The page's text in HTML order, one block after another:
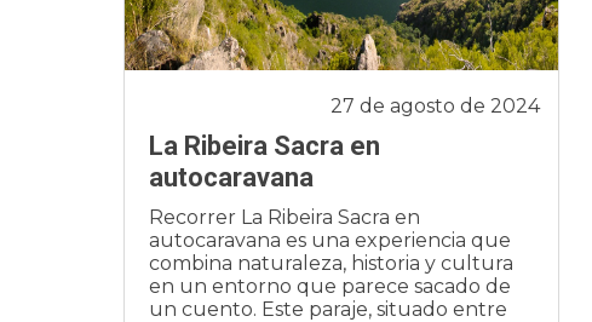
La Ribeira Sacra en
autocaravana
27 de agosto de 2024
Recorrer La Ribeira Sacra en
autocaravana es una experiencia que
combina naturaleza, historia y cultura
en un entorno que parece sacado de
un cuento. Este paraje, situado entre